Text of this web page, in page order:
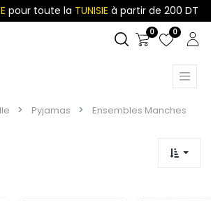
pour toute la TUNISIE à partir de 200 DT
0 0
Pyjamas
Ensembles Manches